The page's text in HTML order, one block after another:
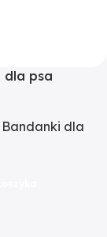
dla psa
Bandanki dla